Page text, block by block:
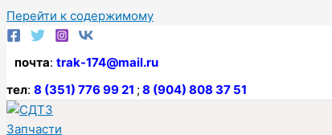
Перейти к содержимому
почта: trak-174@mail.ru
тел: 8 (351) 776 99 21 ; 8 (904) 808 37 51